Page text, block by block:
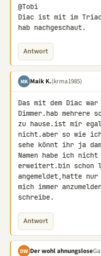
@Tobi
Diac ist mit im
hab nachgeschaut.
Antwort
MK Maik K.(krma1985)
Das mit dem Diac
Dimmer.hab mehrere
zu hause.ist mir
nicht.aber so wie
sehe könnt ihr ja
Namen habe ich nicht
erweitert.bin schon
angemeldet,hatte
mich immer
schreibe.
Antwort
DW Der wohl ahnungslose